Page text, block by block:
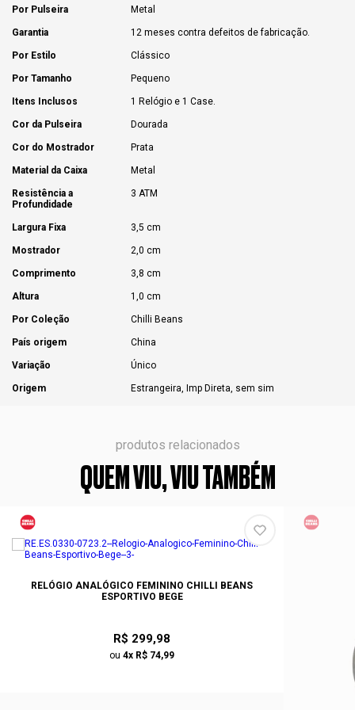
Por Pulseira Metal
Garantia 12 meses contra defeitos de fabricação.
Por Estilo Clássico
Por Tamanho Pequeno
Itens Inclusos 1 Relógio e 1 Case.
Cor da Pulseira Dourada
Cor do Mostrador Prata
Material da Caixa Metal
Resistência a
Profundidade
3 ATM
Largura Fixa 3,5 cm
Mostrador 2,0 cm
Comprimento 3,8 cm
Altura 1,0 cm
Por Coleção Chilli Beans
País origem China
Variação Único
Origem Estrangeira, Imp Direta, sem sim
produtos relacionados
QUEM VIU, VIU TAMBÉM
RELÓGIO ANALÓGICO FEMININO CHILLI BEANS
ESPORTIVO BEGE
R$ 299,98
ou 4x R$ 74,99